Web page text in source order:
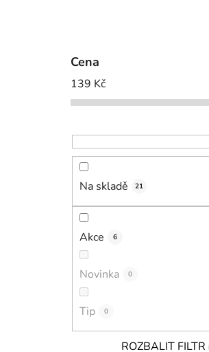
Cena
139 Kč
Na skladě 21
Akce 6
Novinka 0
Tip 0
ROZBALIT FILTR